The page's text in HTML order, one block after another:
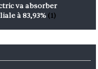
va absorber
à 83,93% (1)